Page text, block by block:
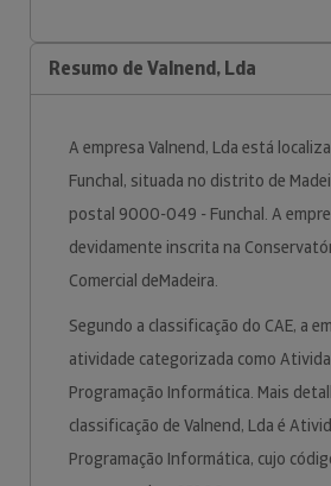
Resumo de Valnend, Lda
A empresa Valnend, Lda está
Funchal, situada no distrito de
postal 9000-049 - Funchal. A
devidamente inscrita na
Comercial deMadeira.
Segundo a classificação do CAE, a
atividade categorizada como
Programação Informática. Mais
classificação de Valnend, Lda é
Programação Informática, cujo